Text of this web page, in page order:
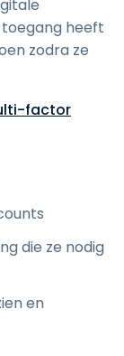
toegang heeft
zodra ze
factor
die ze nodig
en